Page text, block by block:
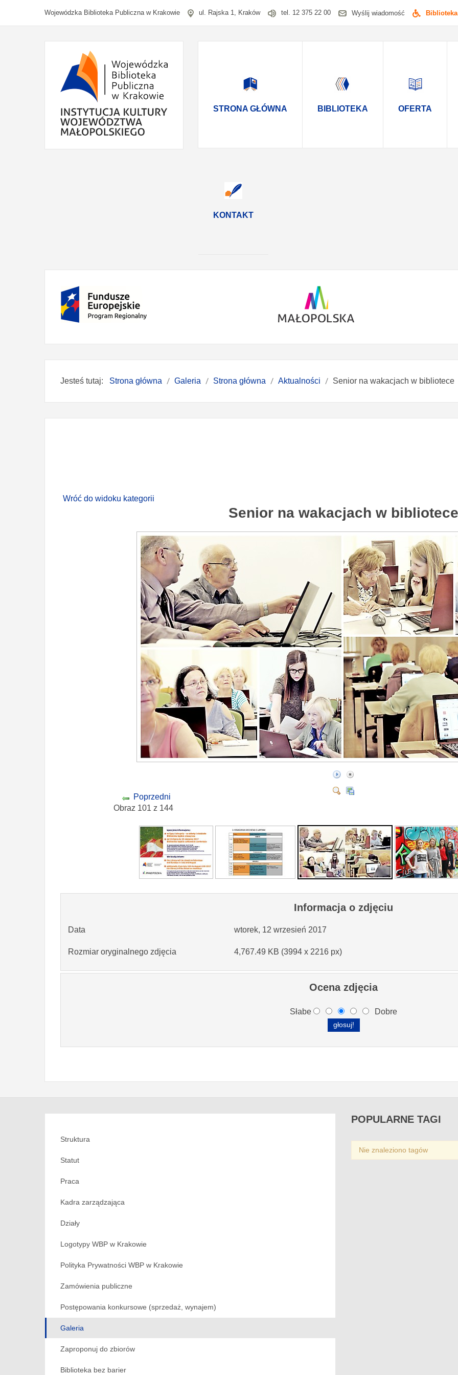
Wojewódzka Biblioteka Publiczna w Krakowie ul. Rajska 1, Kraków tel. 12 375 22 00 Wyślij wiadomość
STRONA GŁÓWNA BIBLIOTEKA OFERTA
KONTAKT
Jesteś tutaj: Strona główna Galeria Strona główna Aktualności Senior na wakacjach w bibliotece
Wróć do widoku kategorii
Senior na wakacjach w bibliotece
Poprzedni
Obraz 101 z 144
Informacja o zdjęciu
Data wtorek, 12 wrzesień 2017
Rozmiar oryginalnego zdjęcia 4,767.49 KB (3994 x 2216 px)
Ocena zdjęcia
Słabe Dobre
Struktura
Statut
Praca
Kadra zarządzająca
Działy
Logotypy WBP w Krakowie
Polityka Prywatności WBP w Krakowie
Zamówienia publiczne
Postępowania konkursowe (sprzedaż, wynajem)
Galeria
Zaproponuj do zbiorów
Biblioteka bez barier
POPULARNE TAGI
Nie znaleziono tagów